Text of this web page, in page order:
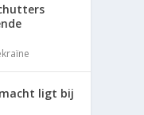
ligt bij